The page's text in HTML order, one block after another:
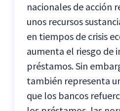
nacionales de acción
unos recursos
en tiempos de crisis
aumenta el riesgo de
préstamos. Sin
también representa
que los bancos